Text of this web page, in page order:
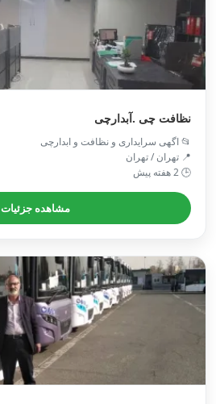
نظافت چی .آبدارچی
📂 اگهی سرایداری و نظافت و ابدارچی
📍 تهران / تهران
🕒 2 هفته پیش
مشاهده جزئیات